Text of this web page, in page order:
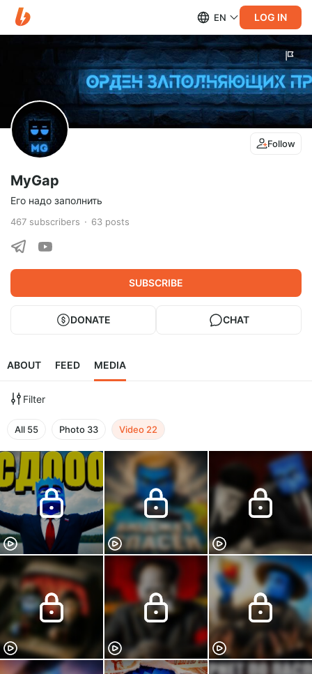
EN LOG IN
Follow
MyGap
Его надо заполнить
467 subscribers 63 posts
SUBSCRIBE
DONATE CHAT
ABOUT FEED MEDIA
Filter
All 55 Photo 33 Video 22